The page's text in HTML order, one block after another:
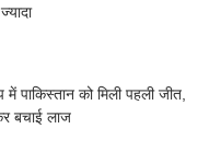
पाकिस्तान को मिली पहली जीत,
बचाई लाज